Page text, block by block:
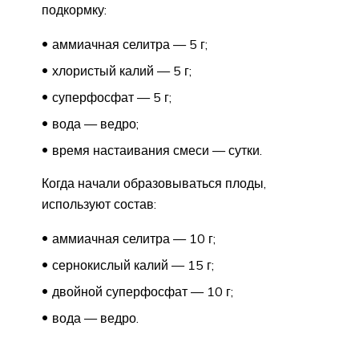
подкормку:
аммиачная селитра — 5 г;
хлористый калий — 5 г;
суперфосфат — 5 г;
вода — ведро;
время настаивания смеси — сутки.
Когда начали образовываться плоды,
используют состав:
аммиачная селитра — 10 г;
сернокислый калий — 15 г;
двойной суперфосфат — 10 г;
вода — ведро.